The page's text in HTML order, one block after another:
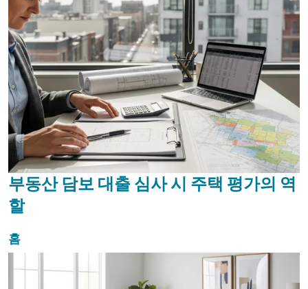
부동산 담보 대출 심사 시 주택 평가의 역
할
홈